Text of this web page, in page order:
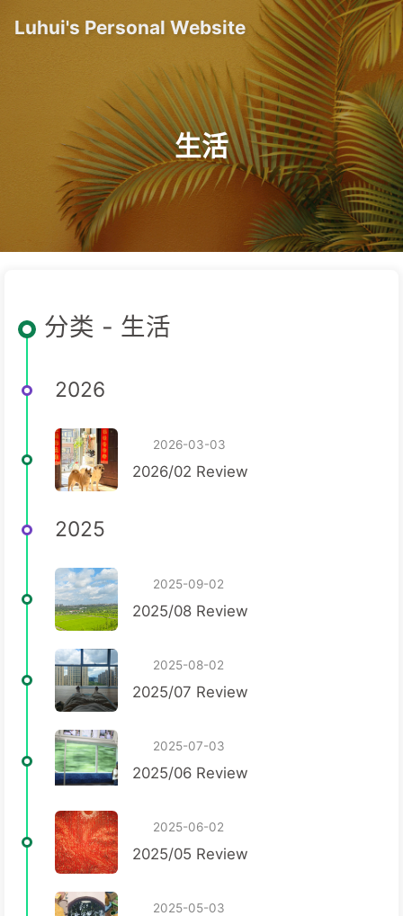
Luhui's Personal Website
生活
分类 - 生活
2026
2026-03-03
2026/02 Review
2025
2025-09-02
2025/08 Review
2025-08-02
2025/07 Review
2025-07-03
2025/06 Review
2025-06-02
2025/05 Review
2025-05-03